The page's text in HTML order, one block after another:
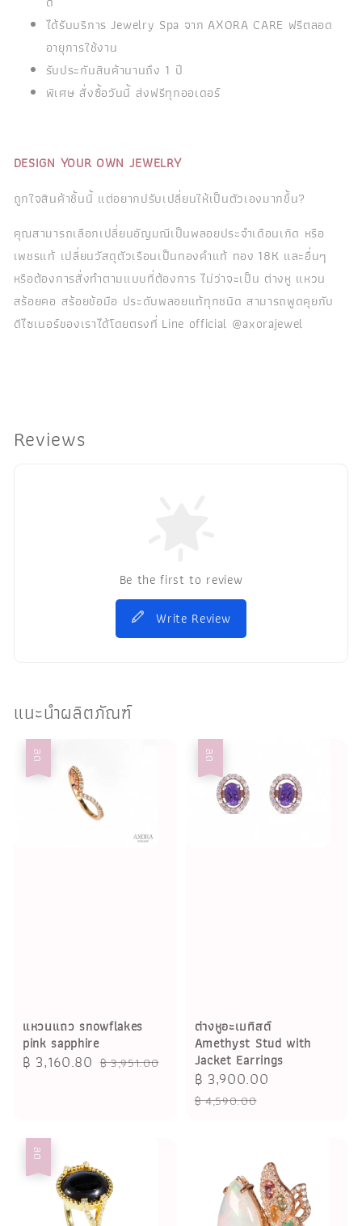
ได้รับบริการ Jewelry Spa จาก AXORA CARE ฟรีตลอด
อายุการใช้งาน
รับประกันสินค้านานถึง 1 ปี
พิเศษ สั่งซื้อวันนี้ ส่งฟรีทุกออเดอร์
DESIGN YOUR OWN JEWELRY
ถูกใจสินค้าชิ้นนี้ แต่อยากปรับเปลี่ยนให้เป็นตัวเองมากขึ้น?
คุณสามารถเลือกเปลี่ยนอัญมณีเป็นพลอยประจำเดือนเกิด หรือ
เพชรแท้ เปลี่ยนวัสดุตัวเรือนเป็นทองคำแท้ ทอง 18K และอื่นๆ
หรือต้องการสั่งทำตามแบบที่ต้องการ ไม่ว่าจะเป็น ต่างหู แหวน
สร้อยคอ สร้อยข้อมือ ประดับพลอยแท้ทุกชนิด สามารถพูดคุยกับ
ดีไซเนอร์ของเราได้โดยตรงที่ Line official @axorajewel
Reviews
Be the first to review
Write Review
แนะนำผลิตภัณฑ์
ลด
แหวนแถว snowflakes
pink sapphire
Sale
฿ 3,160.80 Regular
฿ 3,951.00
ลด
ต่างหูอะเมทิสต์
Amethyst Stud with
Jacket Earrings
Sale
price
฿ 3,900.00
฿ 4,590.00
ลด